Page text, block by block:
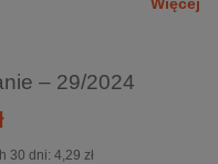
zakresu telewizji
w ofertach sieci
najnowsze
– 29/2024
30 dni: 4,29 zł